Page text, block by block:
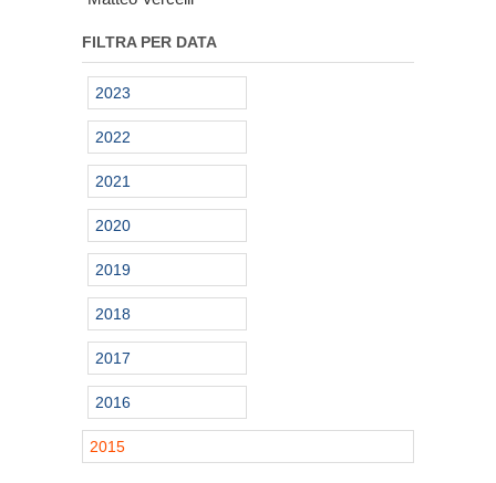
FILTRA PER DATA
2023
2022
2021
2020
2019
2018
2017
2016
2015